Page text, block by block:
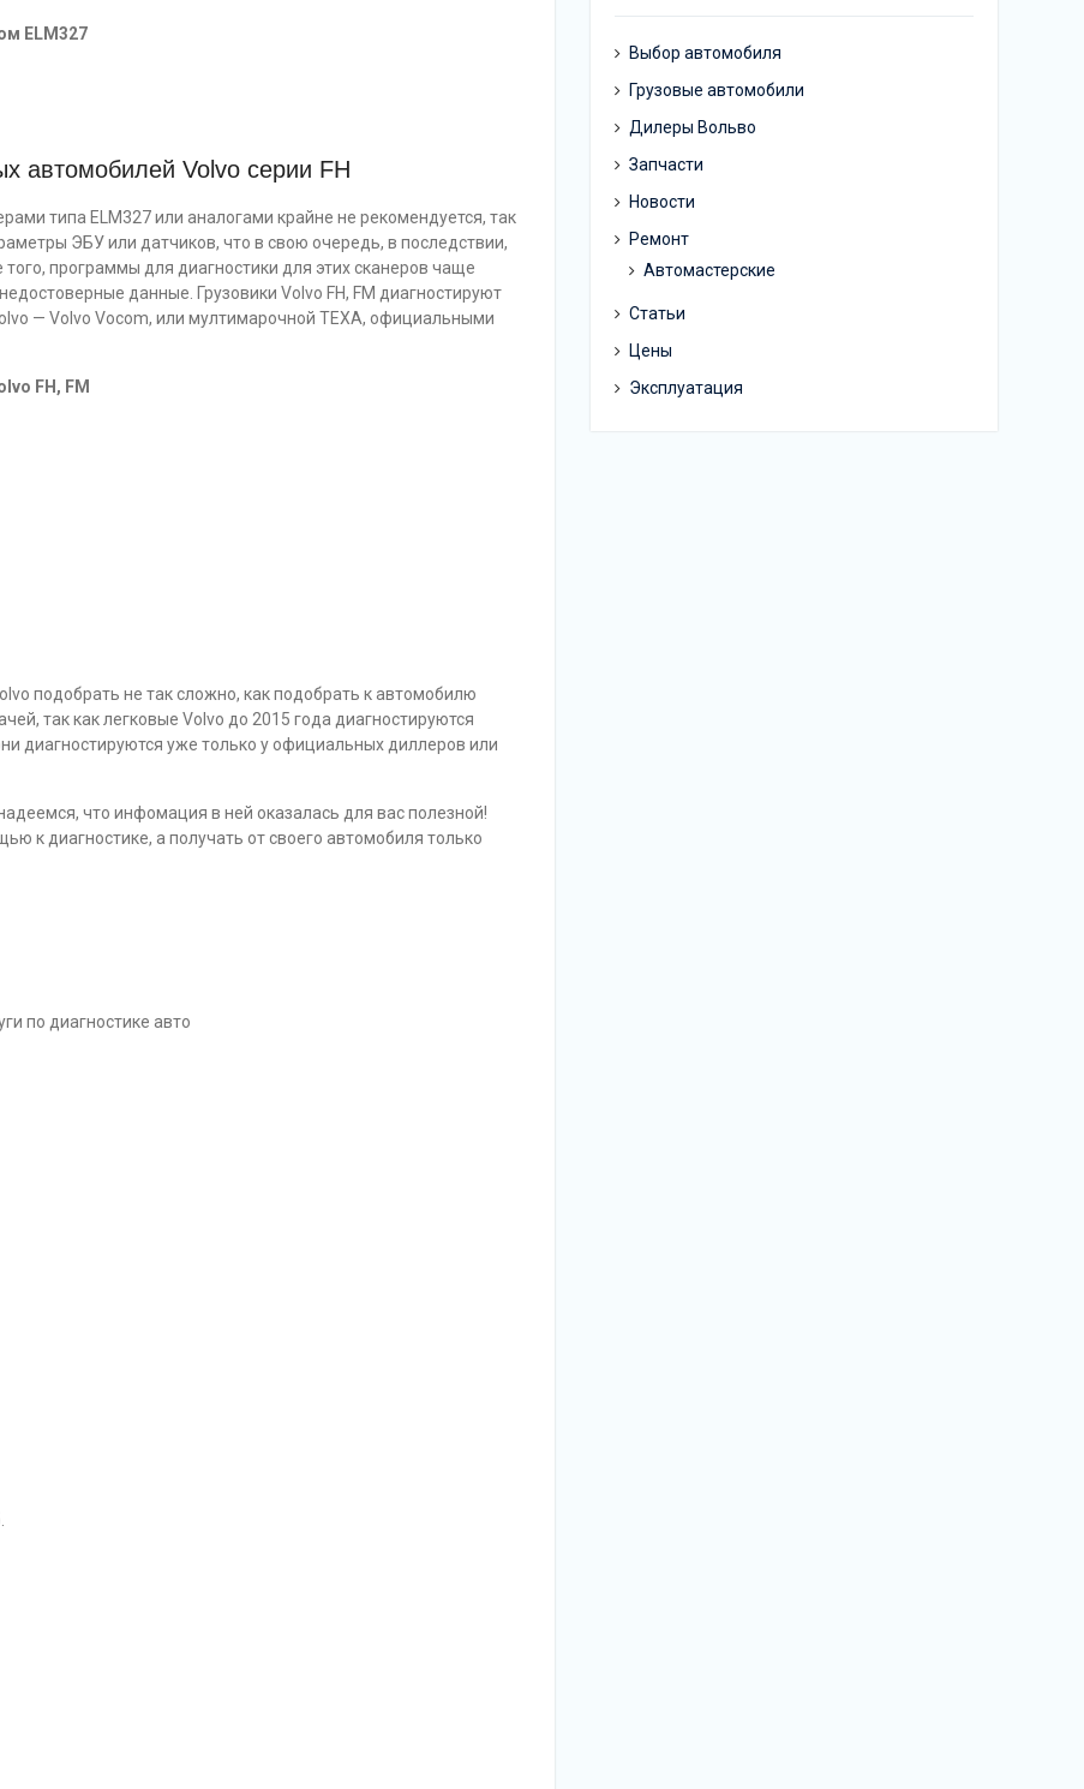
ELM327
автомобилей Volvo серии FH
типа ELM327 или аналогами крайне не рекомендуется, так
ЭБУ или датчиков, что в свою очередь, в последствии,
программы для диагностики для этих сканеров чаще
данные. Грузовики Volvo FH, FM диагностируют
— Volvo Vocom, или мултимарочной TEXA, официальными
FH, FM
подобрать не так сложно, как подобрать к автомобилю
так как легковые Volvo до 2015 года диагностируются
диагностируются уже только у официальных диллеров или
что инфомация в ней оказалась для вас полезной!
к диагностике, а получать от своего автомобиля только
по диагностике авто
Выбор автомобиля
Грузовые автомобили
Дилеры Вольво
Запчасти
Новости
Ремонт
Автомастерские
Статьи
Цены
Эксплуатация